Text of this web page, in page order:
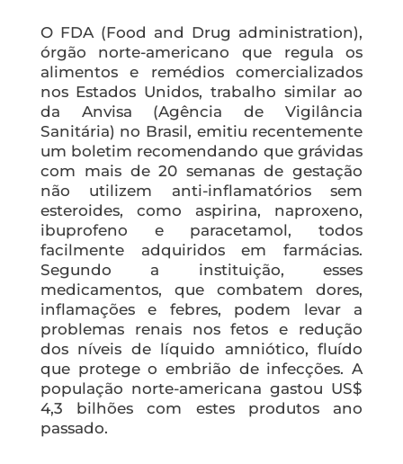
O FDA (Food and Drug administration),
órgão norte-americano que regula os
alimentos e remédios comercializados
nos Estados Unidos, trabalho similar ao
da Anvisa (Agência de Vigilância
Sanitária) no Brasil, emitiu recentemente
um boletim recomendando que grávidas
com mais de 20 semanas de gestação
não utilizem anti-inflamatórios sem
esteroides, como aspirina, naproxeno,
ibuprofeno e paracetamol, todos
facilmente adquiridos em farmácias.
Segundo a instituição, esses
medicamentos, que combatem dores,
inflamações e febres, podem levar a
problemas renais nos fetos e redução
dos níveis de líquido amniótico, fluído
que protege o embrião de infecções. A
população norte-americana gastou US$
4,3 bilhões com estes produtos ano
passado.